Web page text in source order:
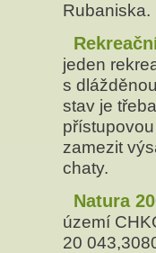
Rubaniska.
jeden
s
stav je
zamezit
chaty.
Natura
území
20